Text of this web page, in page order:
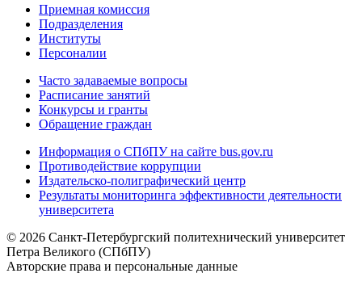
Приемная комиссия
Подразделения
Институты
Персоналии
Часто задаваемые вопросы
Расписание занятий
Конкурсы и гранты
Обращение граждан
Информация о СПбПУ на сайте bus.gov.ru
Противодействие коррупции
Издательско-полиграфический центр
Результаты мониторинга эффективности деятельности
университета
© 2026 Санкт-Петербургский политехнический университет
Петра Великого (СПбПУ)
Авторские права и персональные данные